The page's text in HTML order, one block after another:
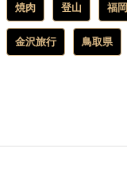
焼肉 登山 福
金沢旅行 鳥取県